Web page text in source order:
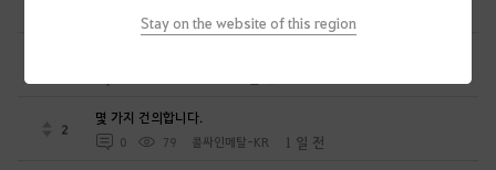
Stay on the website of this region
2
몇 가지 건의합니다.
0 79 콜싸인메탈-KR 1 일 전